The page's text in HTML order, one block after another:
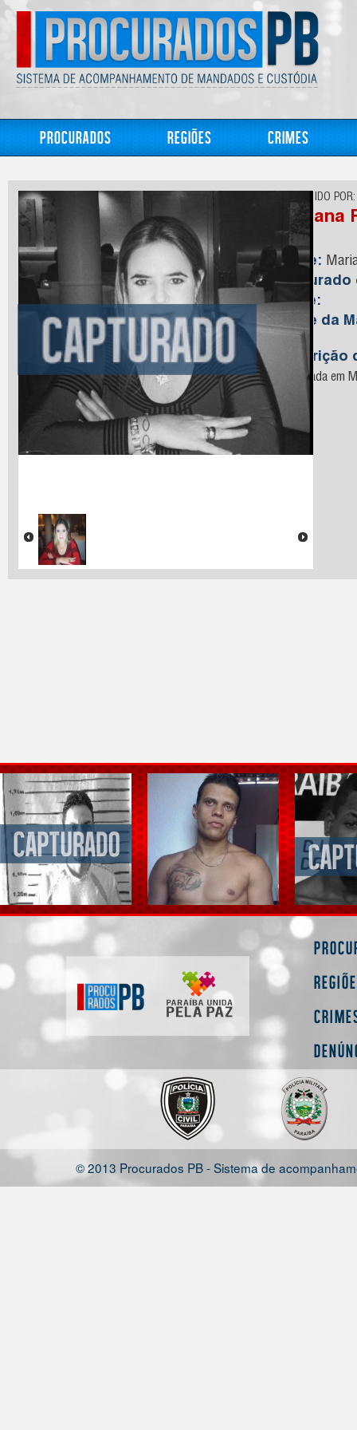
Procurados Regiões Crimes
CONHECIDO POR:
Mariana
Nome:
Capturado
Idade:
Nome da
Reis
Descrição
Capturada em
© 2013 Procurados PB - Sistema de